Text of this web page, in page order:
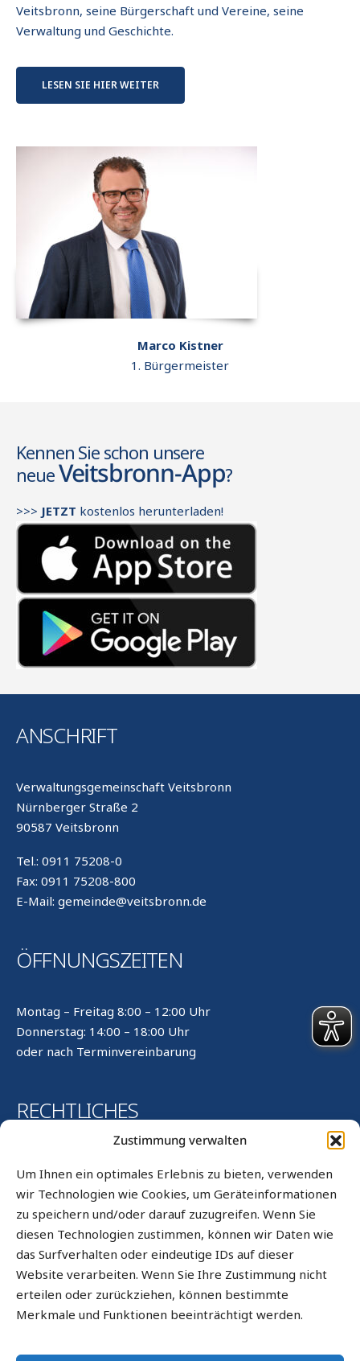
Zustimmung verwalten
Um Ihnen ein optimales Erlebnis zu bieten, verwenden
wir Technologien wie Cookies, um Geräteinformationen
zu speichern und/oder darauf zuzugreifen. Wenn Sie
diesen Technologien zustimmen, können wir Daten wie
das Surfverhalten oder eindeutige IDs auf dieser
Website verarbeiten. Wenn Sie Ihre Zustimmung nicht
erteilen oder zurückziehen, können bestimmte
Merkmale und Funktionen beeinträchtigt werden.
Veitsbronn, seine Bürgerschaft und Vereine, seine
Verwaltung und Geschichte.
LESEN SIE HIER WEITER
Marco Kistner
1. Bürgermeister
Kennen Sie schon unsere
neueVeitsbronn-App?
>>> JETZT kostenlos herunterladen!
ANSCHRIFT
Verwaltungsgemeinschaft Veitsbronn
Nürnberger Straße 2
90587 Veitsbronn
Tel.: 0911 75208-0
Fax: 0911 75208-800
E-Mail: gemeinde@veitsbronn.de
ÖFFNUNGSZEITEN
Montag – Freitag 8:00 – 12:00 Uhr
Donnerstag: 14:00 – 18:00 Uhr
oder nach Terminvereinbarung
RECHTLICHES
Impressum
Datenschutz
Datenschutz WhatsApp
Cookie-Richtlinie (EU)
Sitemap
Informationen in leichter Sprache